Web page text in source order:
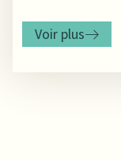
Voir plus